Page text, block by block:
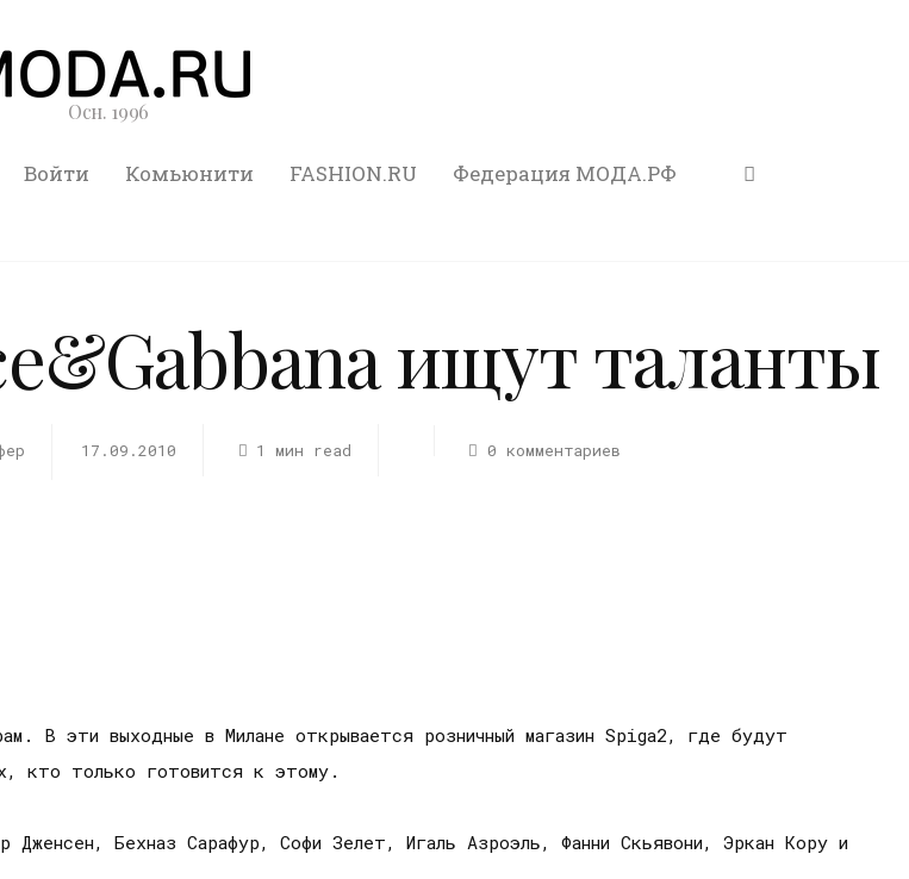
Осн. 1996
Войти Комьюнити FASHION.RU Федерация МОДА.РФ
ищут таланты
17.09.2010 1 мин read 0 комментариев
В эти выходные в Милане открывается розничный магазин Spiga2, где будут
кто только готовится к этому.
Бехназ Сарафур, Софи Зелет, Игаль Азроэль, Фанни Скьявони, Эркан Кору и